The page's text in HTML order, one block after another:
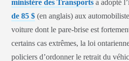
ministère des Transports a adopté
de 85 $ (en anglais) aux
voiture dont le pare-brise est
certains cas extrêmes, la loi
policiers d’ordonner le retrait du